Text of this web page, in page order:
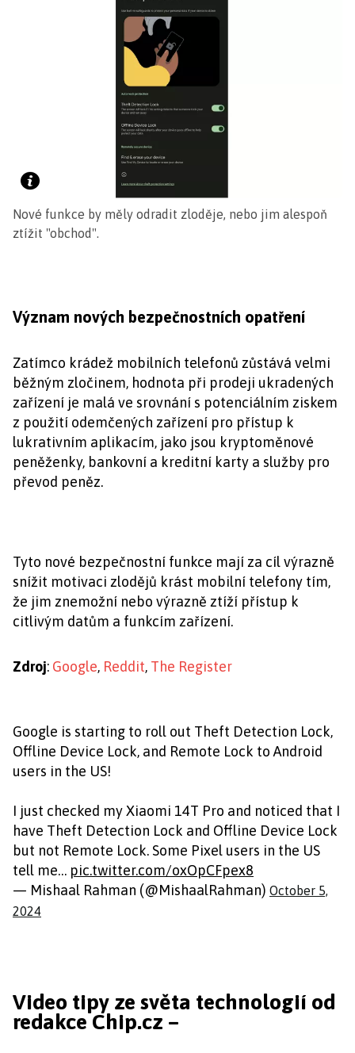
Nové funkce by měly odradit zloděje, nebo jim alespoň
ztížit "obchod".
Význam nových bezpečnostních opatření
Zatímco krádež mobilních telefonů zůstává velmi
běžným zločinem, hodnota při prodeji ukradených
zařízení je malá ve srovnání s potenciálním ziskem
z použití odemčených zařízení pro přístup k
lukrativním aplikacím, jako jsou kryptoměnové
peněženky, bankovní a kreditní karty a služby pro
převod peněz.
Tyto nové bezpečnostní funkce mají za cíl výrazně
snížit motivaci zlodějů krást mobilní telefony tím,
že jim znemožní nebo výrazně ztíží přístup k
citlivým datům a funkcím zařízení.
Zdroj: Google, Reddit, The Register
Google is starting to roll out Theft Detection Lock,
Offline Device Lock, and Remote Lock to Android
users in the US!
I just checked my Xiaomi 14T Pro and noticed that I
have Theft Detection Lock and Offline Device Lock
but not Remote Lock. Some Pixel users in the US
tell me… pic.twitter.com/oxOpCFpex8
— Mishaal Rahman (@MishaalRahman) October 5,
2024
Video tipy ze světa technologií od
redakce Chip.cz –